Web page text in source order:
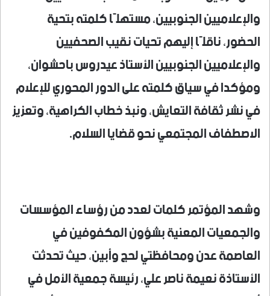
والإعلاميين الجنوبيين، مستهلًا كلمته بتحية
الحضور، ناقلًا إليهم تحيات نقيب الصحفيين
والإعلاميين الجنوبيين الأستاذ عيدروس باحشوان،
ومؤكدا في سياق كلمته على الدور المحوري للإعلام
في نشر ثقافة التعايش، ونبذ خطاب الكراهية، وتعزيز
الاصطفاف المجتمعي نحو قضايا السلام.
وشهد المؤتمر كلمات لعدد من رؤساء المؤسسات
والجمعيات المعنية بشؤون المكفوفين في
العاصمة عدن ومحافظتي لحج وأبين، حيث تحدثت
الأستاذة نعيمة ناصر علي، رئيسة جمعية الأمل في